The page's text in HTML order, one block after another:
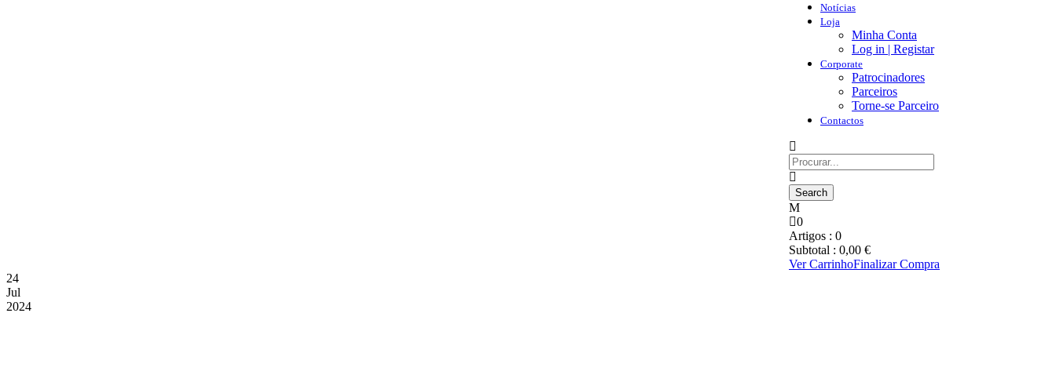
Notícias
Loja
Minha Conta
Log in | Registar
Corporate
Patrocinadores
Parceiros
Torne-se Parceiro
Contactos
0
Artigos : 0
Subtotal : 0,00 €
Ver CarrinhoFinalizar Compra
24
Jul
2024